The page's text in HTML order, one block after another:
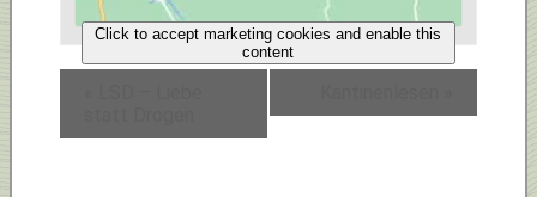
Click to accept marketing cookies and enable this
content